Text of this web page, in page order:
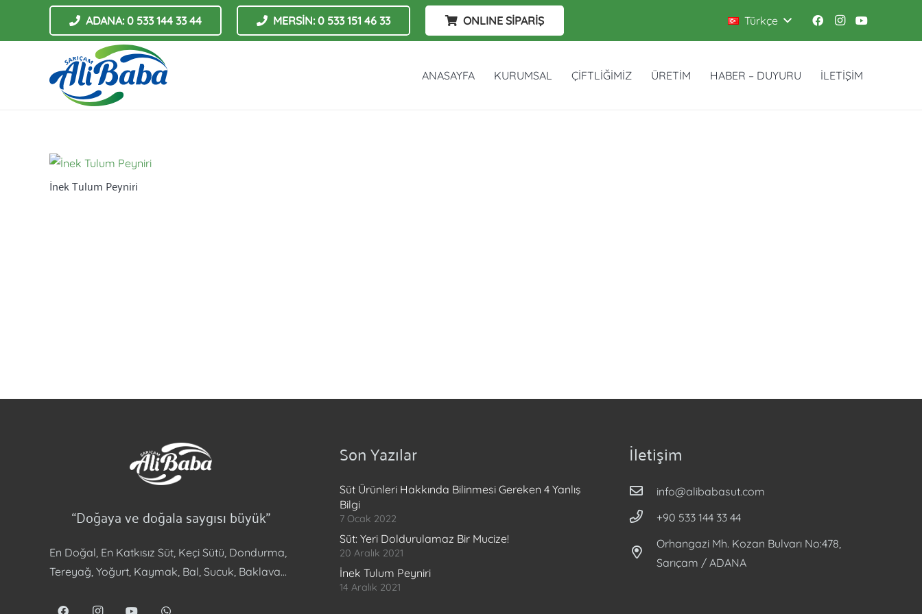
ADANA: 0 533 144 33 44 MERSİN: 0 533 151 46 33 ONLINE SİPARİŞ Türkçe
ANASAYFA KURUMSAL ÇİFTLİĞİMİZ ÜRETİM HABER – DUYURU İLETİŞİM
İnek Tulum Peyniri
“Doğaya ve doğala saygısı büyük”
En Doğal, En Katkısız Süt, Keçi Sütü, Dondurma,
Tereyağ, Yoğurt, Kaymak, Bal, Sucuk, Baklava…
Son Yazılar
Süt Ürünleri Hakkında Bilinmesi Gereken 4 Yanlış
Bilgi
7 Ocak 2022
Süt: Yeri Doldurulamaz Bir Mucize!
20 Aralık 2021
İnek Tulum Peyniri
14 Aralık 2021
İletişim
info@alibabasut.com
+90 533 144 33 44
Orhangazi Mh. Kozan Bulvarı No:478,
Sarıçam / ADANA